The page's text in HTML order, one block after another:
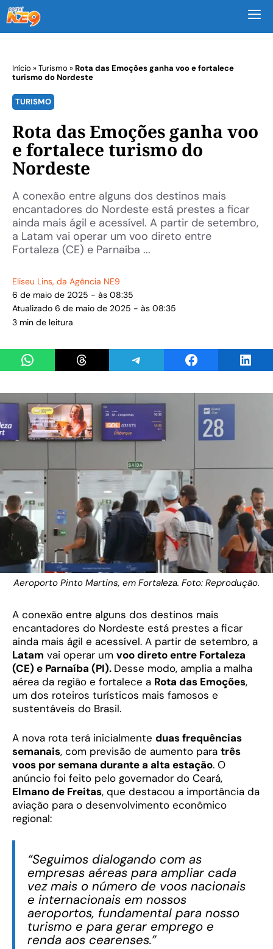
Início »Turismo »Rota das Emoções ganha voo e fortalece
turismo do Nordeste
TURISMO
Rota das Emoções ganha voo
e fortalece turismo do
Nordeste
A conexão entre alguns dos destinos mais
encantadores do Nordeste está prestes a ficar
ainda mais ágil e acessível. A partir de setembro,
a Latam vai operar um voo direto entre
Fortaleza (CE) e Parnaíba ...
Eliseu Lins, da Agência NE9
6 de maio de 2025 - às 08:35
Atualizado 6 de maio de 2025 - às 08:35
3 min de leitura
Share on WhatsAppShare on ThreadsShare on TelegramShare on Facebook
Aeroporto Pinto Martins, em Fortaleza. Foto: Reprodução.
A conexão entre alguns dos destinos mais
encantadores do Nordeste está prestes a ficar
ainda mais ágil e acessível. A partir de setembro, a
Latam vai operar um voo direto entre Fortaleza
(CE) e Parnaíba (PI). Desse modo, amplia a malha
aérea da região e fortalece a Rota das Emoções,
um dos roteiros turísticos mais famosos e
sustentáveis do Brasil.
A nova rota terá inicialmente duas frequências
semanais, com previsão de aumento para três
voos por semana durante a alta estação. O
anúncio foi feito pelo governador do Ceará,
Elmano de Freitas, que destacou a importância da
aviação para o desenvolvimento econômico
regional:
“Seguimos dialogando com as
empresas aéreas para ampliar cada
vez mais o número de voos nacionais
e internacionais em nossos
aeroportos, fundamental para nosso
turismo e para gerar emprego e
renda aos cearenses.”